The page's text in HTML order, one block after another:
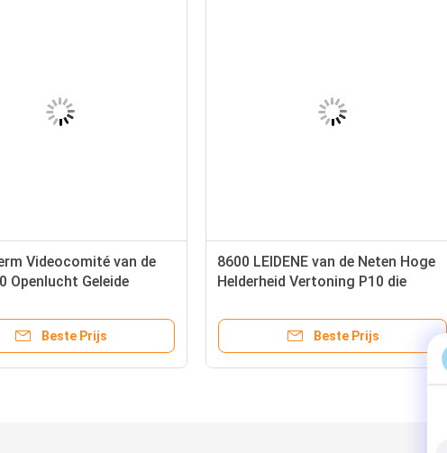
Videocomité van de
Openlucht Geleide
Beste Prijs
8600 LEIDENE van de Neten Hoge
Helderheid Vertoning P10 die
Beste Prijs